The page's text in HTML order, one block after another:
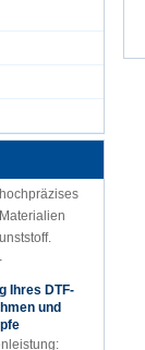
ultimative
ist
Druckkopf
und
schnell
Ihres DTF-
und